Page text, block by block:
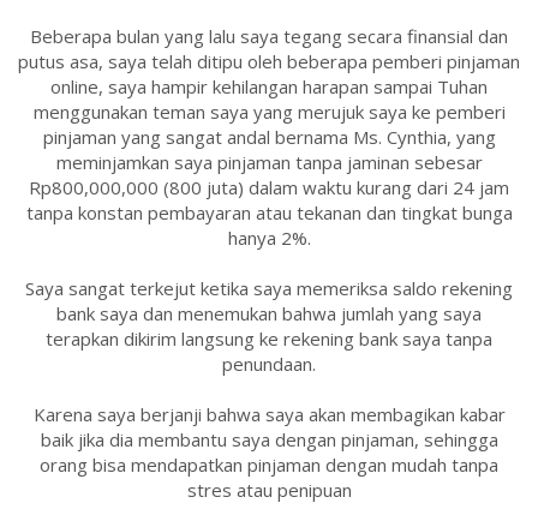
Beberapa bulan yang lalu saya tegang secara finansial dan
putus asa, saya telah ditipu oleh beberapa pemberi pinjaman
online, saya hampir kehilangan harapan sampai Tuhan
menggunakan teman saya yang merujuk saya ke pemberi
pinjaman yang sangat andal bernama Ms. Cynthia, yang
meminjamkan saya pinjaman tanpa jaminan sebesar
Rp800,000,000 (800 juta) dalam waktu kurang dari 24 jam
tanpa konstan pembayaran atau tekanan dan tingkat bunga
hanya 2%.
Saya sangat terkejut ketika saya memeriksa saldo rekening
bank saya dan menemukan bahwa jumlah yang saya
terapkan dikirim langsung ke rekening bank saya tanpa
penundaan.
Karena saya berjanji bahwa saya akan membagikan kabar
baik jika dia membantu saya dengan pinjaman, sehingga
orang bisa mendapatkan pinjaman dengan mudah tanpa
stres atau penipuan